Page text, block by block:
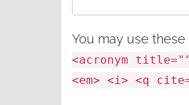
You may use these
<acronym
<em> <i> <q